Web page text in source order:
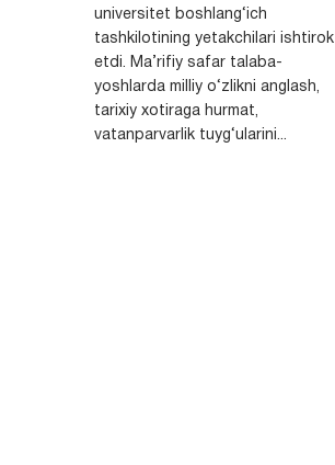
universitet boshlang‘ich
tashkilotining yetakchilari ishtirok
etdi. Ma’rifiy safar talaba-
yoshlarda milliy o‘zlikni anglash,
tarixiy xotiraga hurmat,
vatanparvarlik tuyg‘ularini...